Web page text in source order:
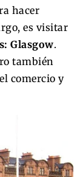
hacer
es visitar
Glasgow.
también
comercio y